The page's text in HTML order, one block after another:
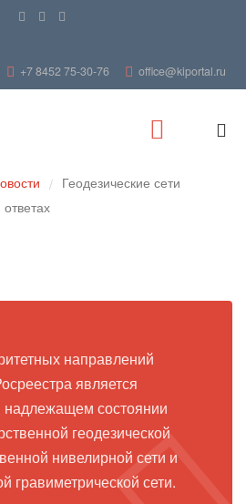
+7 8452 75-30-76 office@kiportal.ru
/ Геодезические сети
направлений
является
состоянии
геодезической
нивелирной сети и
гравиметрической сети.